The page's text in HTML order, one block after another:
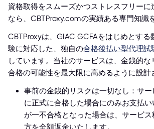
資格取得をスムーズかつストレスフリーに
なら、CBTProxy.comの実績ある専門知識
CBTProxyは、GIAC GCFAをはじめとする
験に対応した、独自の合格後払い型代理試
しています。当社のサービスは、金銭的な
合格の可能性を最大限に高めるように設計
事前の金銭的リスクは一切なし：サ
に正式に合格した場合にのみお支払
が一不合格となった場合は、サービ
方を全額返金いたします。